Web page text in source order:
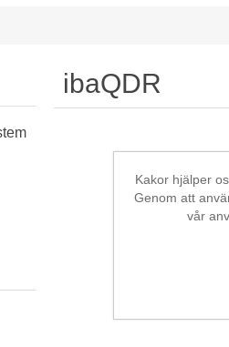
ibaQDR
Kakor hjälper
Genom att
vår